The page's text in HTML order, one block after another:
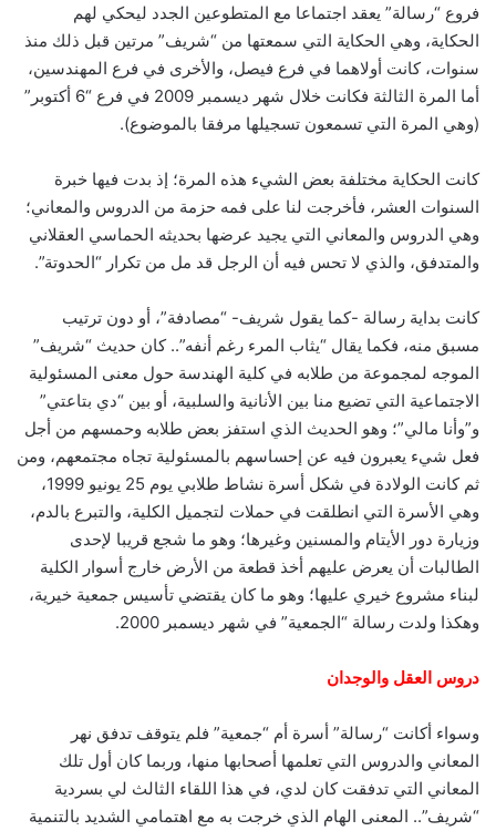
فروع “رسالة” يعقد اجتماعا مع المتطوعين الجدد ليحكي لهم
الحكاية، وهي الحكاية التي سمعتها من “شريف” مرتين قبل ذلك منذ
سنوات، كانت أولاهما في فرع فيصل، والأخرى في فرع المهندسين،
أما المرة الثالثة فكانت خلال شهر ديسمبر 2009 في فرع “6 أكتوبر”
(وهي المرة التي تسمعون تسجيلها مرفقا بالموضوع).
كانت الحكاية مختلفة بعض الشيء هذه المرة؛ إذ بدت فيها خبرة
السنوات العشر، فأخرجت لنا على فمه حزمة من الدروس والمعاني؛
وهي الدروس والمعاني التي يجيد عرضها بحديثه الحماسي العقلاني
والمتدفق، والذي لا تحس فيه أن الرجل قد مل من تكرار “الحدوتة”.
كانت بداية رسالة -كما يقول شريف- “مصادفة”، أو دون ترتيب
مسبق منه، فكما يقال “يثاب المرء رغم أنفه”.. كان حديث “شريف”
الموجه لمجموعة من طلابه في كلية الهندسة حول معنى المسئولية
الاجتماعية التي تضيع منا بين الأنانية والسلبية، أو بين “دي بتاعتي”
و”وأنا مالي”؛ وهو الحديث الذي استفز بعض طلابه وحمسهم من أجل
فعل شيء يعبرون فيه عن إحساسهم بالمسئولية تجاه مجتمعهم، ومن
ثم كانت الولادة في شكل أسرة نشاط طلابي يوم 25 يونيو 1999،
وهي الأسرة التي انطلقت في حملات لتجميل الكلية، والتبرع بالدم،
وزيارة دور الأيتام والمسنين وغيرها؛ وهو ما شجع قريبا لإحدى
الطالبات أن يعرض عليهم أخذ قطعة من الأرض خارج أسوار الكلية
لبناء مشروع خيري عليها؛ وهو ما كان يقتضي تأسيس جمعية خيرية،
وهكذا ولدت رسالة “الجمعية” في شهر ديسمبر 2000.
دروس العقل والوجدان
وسواء أكانت “رسالة” أسرة أم “جمعية” فلم يتوقف تدفق نهر
المعاني والدروس التي تعلمها أصحابها منها، وربما كان أول تلك
المعاني التي تدفقت كان لدي، في هذا اللقاء الثالث لي بسردية
“شريف”.. المعنى الهام الذي خرجت به مع اهتمامي الشديد بالتنمية